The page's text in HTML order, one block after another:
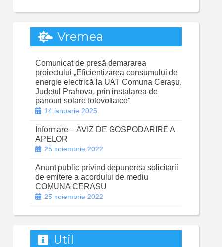
Vremea
Comunicat de presă demararea
proiectului „Eficientizarea consumului de
energie electrică la UAT Comuna Cerașu,
Județul Prahova, prin instalarea de
panouri solare fotovoltaice”
14 ianuarie 2025
Informare – AVIZ DE GOSPODARIRE A
APELOR
25 noiembrie 2022
Anunt public privind depunerea solicitarii
de emitere a acordului de mediu
COMUNA CERASU
25 noiembrie 2022
Util